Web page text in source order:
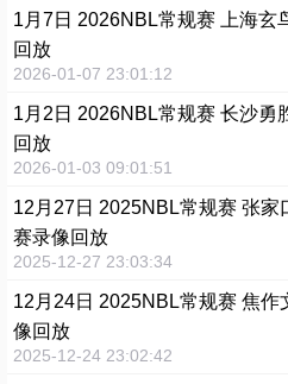
1月7日 2026NBL常规赛 上海玄
回放
2026-01-07 23:01:12
1月2日 2026NBL常规赛 长沙勇
回放
2026-01-03 09:01:51
12月27日 2025NBL常规赛 张家
赛录像回放
2025-12-27 23:03:34
12月24日 2025NBL常规赛 焦
像回放
2025-12-24 23:02:42